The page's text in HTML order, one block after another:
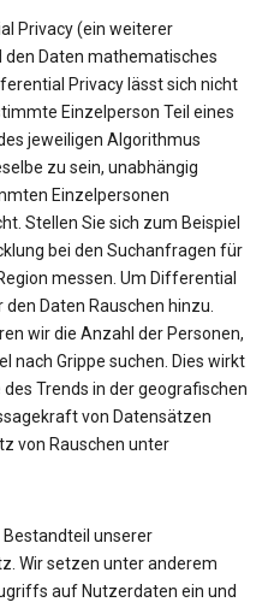
Privacy (ein weiterer
Daten mathematisches
Privacy lässt sich nicht
Einzelperson Teil eines
jeweiligen Algorithmus
zu sein, unabhängig
Einzelpersonen
Stellen Sie sich zum Beispiel
bei den Suchanfragen für
messen. Um Differential
Daten Rauschen hinzu.
wir die Anzahl der Personen,
nach Grippe suchen. Dies wirkt
Trends in der geografischen
von Datensätzen
von Rauschen unter
Bestandteil unserer
Wir setzen unter anderem
auf Nutzerdaten ein und